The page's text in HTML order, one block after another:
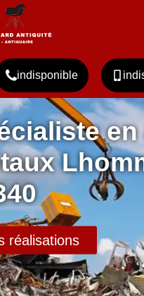
indisponible
réalisations